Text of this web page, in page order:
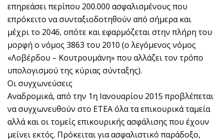
επηρεάσει περίπου 200.000 ασφαλισμένους που
επρόκειτο να συνταξιοδοτηθούν από σήμερα και
μέχρι το 2046, οπότε και εφαρμόζεται στην πλήρη του
μορφή ο νόμος 3863 του 2010 (ο λεγόμενος νόμος
«Λοβέρδου – Κουτρουμάνη» που αλλάζει τον τρόπο
υπολογισμού της κύριας σύνταξης).
Οι συγχωνεύσεις
Αναδρομικά, από την 1η Ιανουαρίου 2015 προβλέπεται
να συγχωνευθούν στο ΕΤΕΑ όλα τα επικουρικά ταμεία
αλλά και οι τομείς επικουρικής ασφάλισης που έχουν
μείνει εκτός. Πρόκειται για ασφαλιστικό παράδοξο,